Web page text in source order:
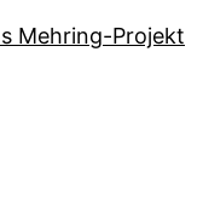
Mehring-Projekt